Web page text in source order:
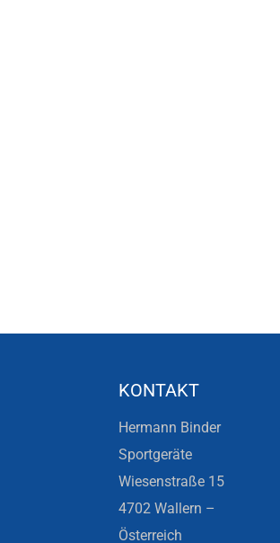
KONTAKT
Hermann Binder
Sportgeräte
Wiesenstraße 15
4702 Wallern –
Österreich